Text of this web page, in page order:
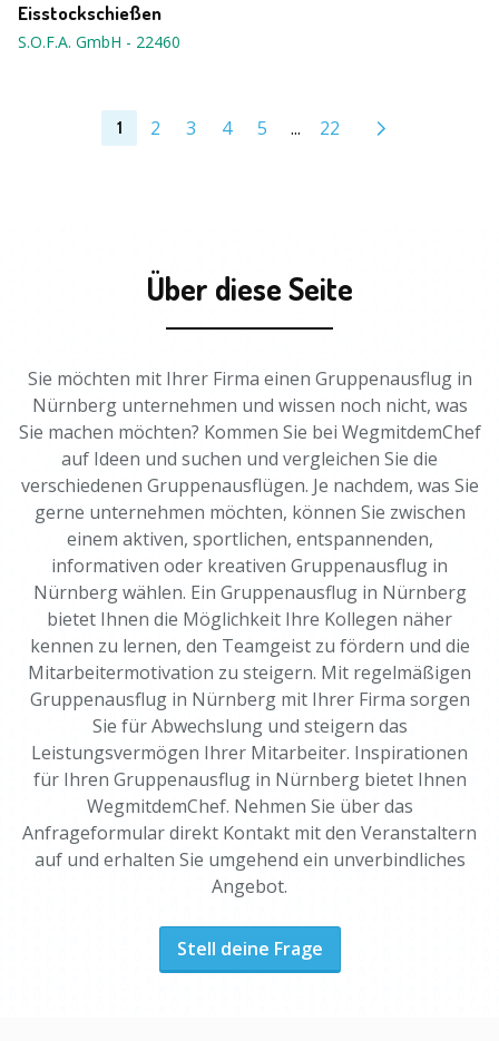
Eisstockschießen
S.O.F.A. GmbH - 22460
1 2 3 4 5 ... 22
Über diese Seite
Sie möchten mit Ihrer Firma einen Gruppenausflug in
Nürnberg unternehmen und wissen noch nicht, was
Sie machen möchten? Kommen Sie bei WegmitdemChef
auf Ideen und suchen und vergleichen Sie die
verschiedenen Gruppenausflügen. Je nachdem, was Sie
gerne unternehmen möchten, können Sie zwischen
einem aktiven, sportlichen, entspannenden,
informativen oder kreativen Gruppenausflug in
Nürnberg wählen. Ein Gruppenausflug in Nürnberg
bietet Ihnen die Möglichkeit Ihre Kollegen näher
kennen zu lernen, den Teamgeist zu fördern und die
Mitarbeitermotivation zu steigern. Mit regelmäßigen
Gruppenausflug in Nürnberg mit Ihrer Firma sorgen
Sie für Abwechslung und steigern das
Leistungsvermögen Ihrer Mitarbeiter. Inspirationen
für Ihren Gruppenausflug in Nürnberg bietet Ihnen
WegmitdemChef. Nehmen Sie über das
Anfrageformular direkt Kontakt mit den Veranstaltern
auf und erhalten Sie umgehend ein unverbindliches
Angebot.
Stell deine Frage